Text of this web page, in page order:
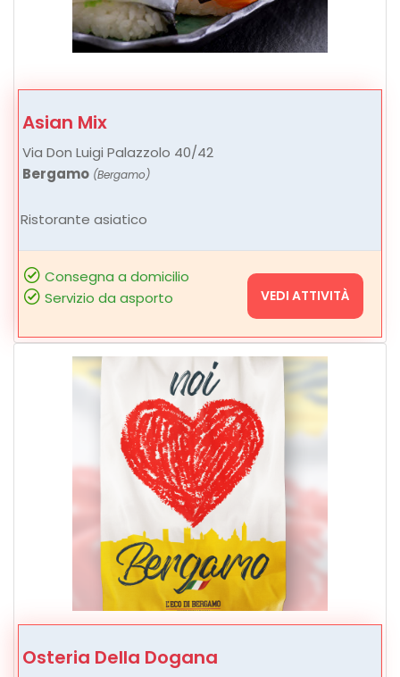
Asian Mix
Via Don Luigi Palazzolo 40/42
Bergamo (Bergamo)
Ristorante asiatico
Consegna a domicilio
Servizio da asporto
VEDI ATTIVITÀ
Osteria Della Dogana